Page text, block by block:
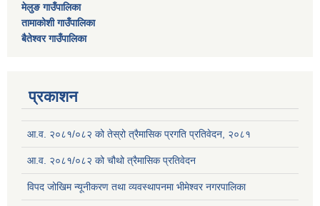
मेलुङ गाउँपालिका
तामाकोशी गाउँपालिका
बैतेश्वर गाउँपालिका
प्रकाशन
आ.व. २०८१/०८२ को तेस्रो त्रैमासिक प्रगति प्रतिवेदन, २०८१
आ.व. २०८१/०८२ को चौथो त्रैमासिक प्रतिवेदन
विपद जोखिम न्यूनीकरण तथा व्यवस्थापनमा भीमेश्वर नगरपालिका